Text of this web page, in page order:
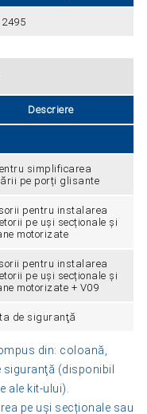
2495
Descriere
simplificarea
pe porți glisante
pentru instalarea
pe uși secționale și
motorizate
pentru instalarea
pe uși secționale și
motorizate + V09
de siguranţă
din: coloană,
siguranţă (disponibil
ale kit-ului).
pe uși secționale sau